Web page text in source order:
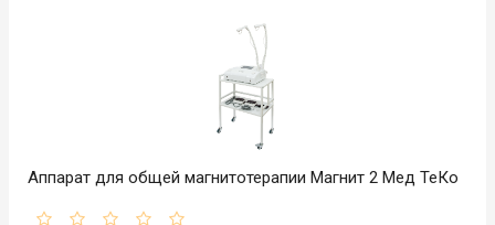
Аппарат для общей магнитотерапии Магнит 2 Мед ТеКо